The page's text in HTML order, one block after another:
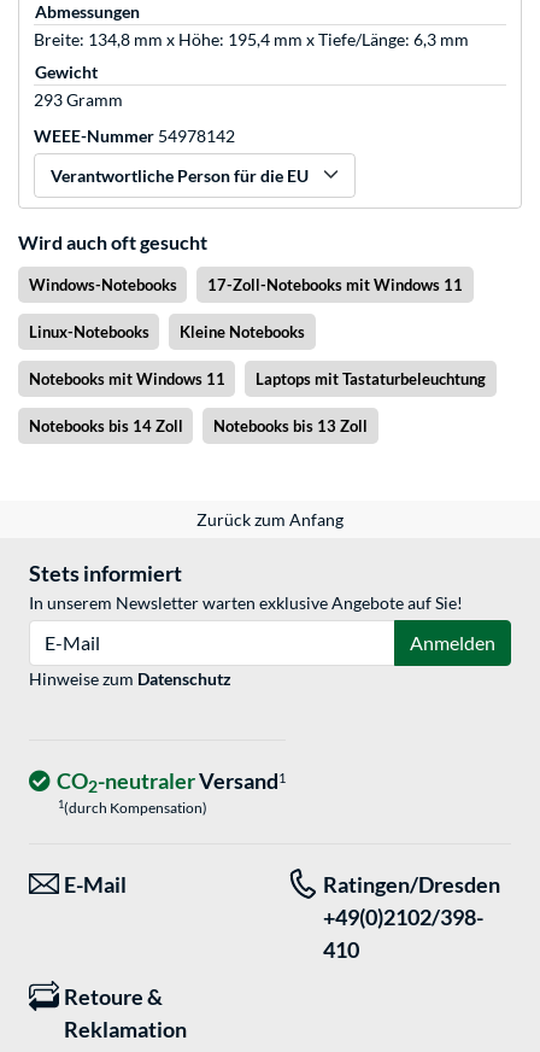
Abmessungen
Breite: 134,8 mm x Höhe: 195,4 mm x Tiefe/Länge: 6,3 mm
Gewicht
293 Gramm
WEEE-Nummer 54978142
Verantwortliche Person für die EU
Wird auch oft gesucht
Windows-Notebooks 17-Zoll-Notebooks mit Windows 11
Linux-Notebooks Kleine Notebooks
Notebooks mit Windows 11 Laptops mit Tastaturbeleuchtung
Notebooks bis 14 Zoll Notebooks bis 13 Zoll
Zurück zum Anfang
Stets informiert
In unserem Newsletter warten exklusive Angebote auf Sie!
Anmelden
Hinweise zum Datenschutz
CO2-neutralerVersand1
1(durch Kompensation)
E-Mail
Ratingen/Dresden
+49(0)2102/398-
410
Retoure &
Reklamation